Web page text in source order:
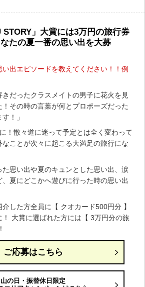
STORY」大賞には3万円の旅行券
たの夏一番の思い出を大募
出エピソードを教えてください！！例
だったクラスメイトの男子に花火を見
その時の言葉が何とプロポーズだった
！」
！散々道に迷って予定とは全く変わって
なことが次々に起こる大満足の旅行にな
思い出や夏のキュンとした思い出、涙
、夏にどこかへ遊びに行った時の思い出
した方全員に【 クオカード500円分 】
大賞に選ばれた方には【 3万円分の旅
ご応募はこちら
山の日・振替休日限定